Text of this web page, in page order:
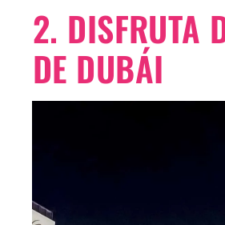
2. DISFRUTA
DE DUBÁI